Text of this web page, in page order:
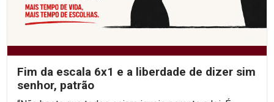
Fim da escala 6x1 e a liberdade de dizer sim
senhor, patrão